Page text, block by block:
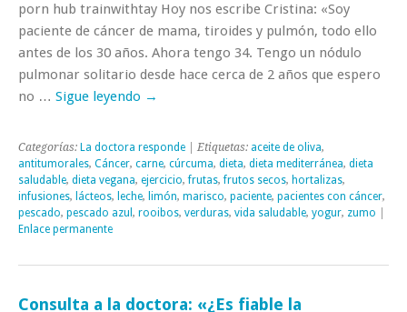
porn hub trainwithtay Hoy nos escribe Cristina: «Soy
paciente de cáncer de mama, tiroides y pulmón, todo ello
antes de los 30 años. Ahora tengo 34. Tengo un nódulo
pulmonar solitario desde hace cerca de 2 años que espero
no … Sigue leyendo →
Categorías: La doctora responde | Etiquetas: aceite de oliva,
antitumorales, Cáncer, carne, cúrcuma, dieta, dieta mediterránea, dieta
saludable, dieta vegana, ejercicio,frutas,frutos secos, hortalizas,
infusiones, lácteos, leche, limón, marisco, paciente, pacientes con cáncer,
pescado, pescado azul , rooibos, verduras, vida saludable, yogur, zumo
Enlace permanente
Consulta a la doctora: «¿Es fiable la